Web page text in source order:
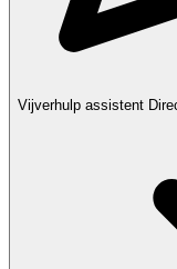
Vijverhulp assistent